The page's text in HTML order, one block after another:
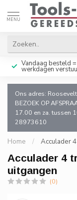
MENU
Vandaag besteld
werkdagen
Ons adres:
BEZOEK OP
17.00 en za. tussen
28973610
Home / Acculader
Acculader 4
uitgangen
(0)